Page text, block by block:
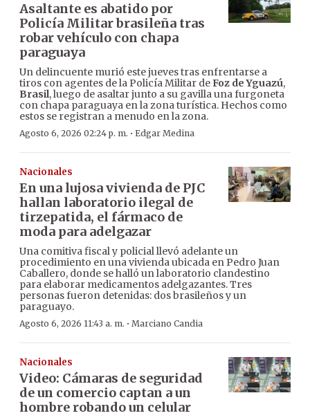
Asaltante es abatido por
Policía Militar brasileña tras
robar vehículo con chapa
paraguaya
Un delincuente murió este jueves tras enfrentarse a
tiros con agentes de la Policía Militar deFoz de Yguazú,
Brasil, luego de asaltar junto a su gavilla una furgoneta
con chapa paraguaya en la zona turística. Hechos como
estos se registran a menudo en la zona.
Agosto 6, 2026 02:24 p. m. · Edgar Medina
Nacionales
En una lujosa vivienda de PJC
hallan laboratorio ilegal de
tirzepatida, el fármaco de
moda para adelgazar
Una comitiva fiscal y policial llevó adelante un
procedimiento en una vivienda ubicada en Pedro Juan
Caballero, donde se halló un laboratorio clandestino
para elaborar medicamentos adelgazantes. Tres
personas fueron detenidas: dos brasileños y un
paraguayo.
Agosto 6, 2026 11:43 a. m. · Marciano Candia
Nacionales
Video: Cámaras de seguridad
de un comercio captan a un
hombre robando un celular